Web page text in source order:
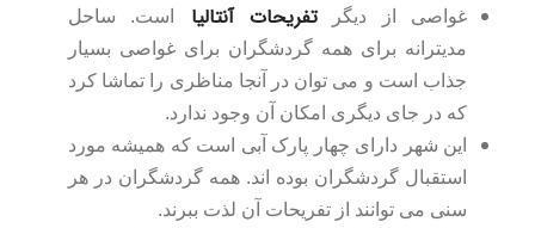
غواصی از دیگرتفریحات آنتالیا
است. ساحل
مدیترانه برای همه گردشگران برای غواصی بسیار
جذاب است و می توان در آنجا مناظری را تماشا کرد
که در جای دیگری امکان آن وجود ندارد.
این شهر دارای چهار پارک آبی است که همیشه مورد
استقبال گردشگران بوده اند. همه گردشگران در هر
سنی می توانند از تفریحات آن لذت ببرند.